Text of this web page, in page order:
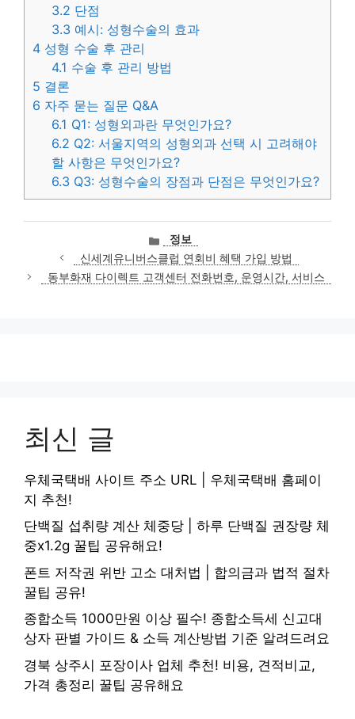
3.2 단점
3.3 예시: 성형수술의 효과
4 성형 수술 후 관리
4.1 수술 후 관리 방법
5 결론
6 자주 묻는 질문 Q&A
6.1 Q1: 성형외과란 무엇인가요?
6.2 Q2: 서울지역의 성형외과 선택 시 고려해야
할 사항은 무엇인가요?
6.3 Q3: 성형수술의 장점과 단점은 무엇인가요?
카
테
고
리
정보
신세계유니버스클럽 연회비 혜택 가입 방법
동부화재 다이렉트 고객센터 전화번호, 운영시간, 서비스
최신 글
우체국택배 사이트 주소 URL | 우체국택배 홈페이
지 추천!
단백질 섭취량 계산 체중당 | 하루 단백질 권장량 체
중x1.2g 꿀팁 공유해요!
폰트 저작권 위반 고소 대처법 | 합의금과 법적 절차
꿀팁 공유!
종합소득 1000만원 이상 필수! 종합소득세 신고대
상자 판별 가이드 & 소득 계산방법 기준 알려드려요
경북 상주시 포장이사 업체 추천! 비용, 견적비교,
가격 총정리 꿀팁 공유해요